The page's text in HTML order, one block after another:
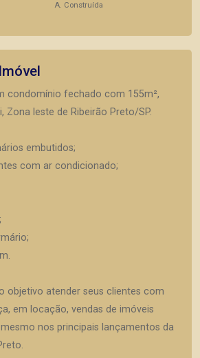
A. Construída
condomínio fechado com 155m²,
Zona leste de Ribeirão Preto/SP.
embutidos;
com ar condicionado;
objetivo atender seus clientes com
em locação, vendas de imóveis
nos principais lançamentos da